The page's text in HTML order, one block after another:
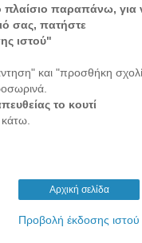
πλαίσιο παραπάνω, για
σας, πατήστε
ιστού"
και "προσθήκη
το κουτί
Αρχική σελίδα
Προβολή έκδοσης ιστού